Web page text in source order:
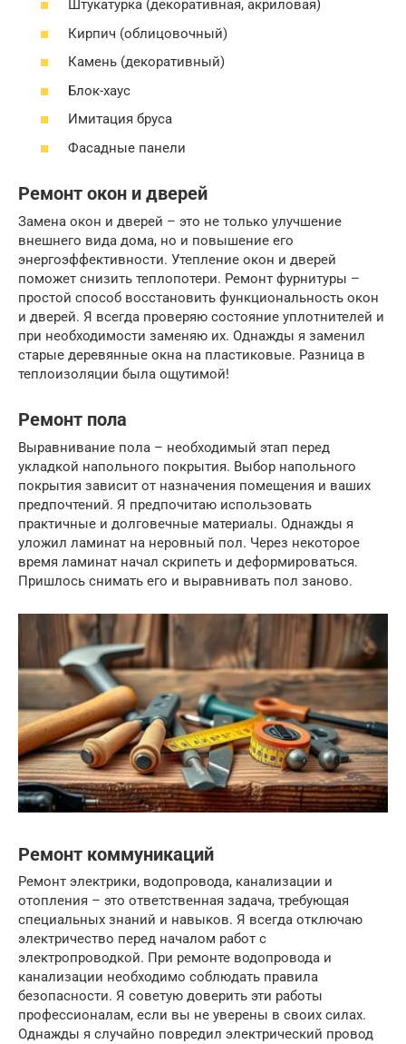
Штукатурка (декоративная, акриловая)
Кирпич (облицовочный)
Камень (декоративный)
Блок-хаус
Имитация бруса
Фасадные панели
Ремонт окон и дверей
Замена окон и дверей – это не только улучшение
внешнего вида дома, но и повышение его
энергоэффективности. Утепление окон и дверей
поможет снизить теплопотери. Ремонт фурнитуры –
простой способ восстановить функциональность окон
и дверей. Я всегда проверяю состояние уплотнителей и
при необходимости заменяю их. Однажды я заменил
старые деревянные окна на пластиковые. Разница в
теплоизоляции была ощутимой!
Ремонт пола
Выравнивание пола – необходимый этап перед
укладкой напольного покрытия. Выбор напольного
покрытия зависит от назначения помещения и ваших
предпочтений. Я предпочитаю использовать
практичные и долговечные материалы. Однажды я
уложил ламинат на неровный пол. Через некоторое
время ламинат начал скрипеть и деформироваться.
Пришлось снимать его и выравнивать пол заново.
Ремонт коммуникаций
Ремонт электрики, водопровода, канализации и
отопления – это ответственная задача, требующая
специальных знаний и навыков. Я всегда отключаю
электричество перед началом работ с
электропроводкой. При ремонте водопровода и
канализации необходимо соблюдать правила
безопасности. Я советую доверить эти работы
профессионалам, если вы не уверены в своих силах.
Однажды я случайно повредил электрический провод